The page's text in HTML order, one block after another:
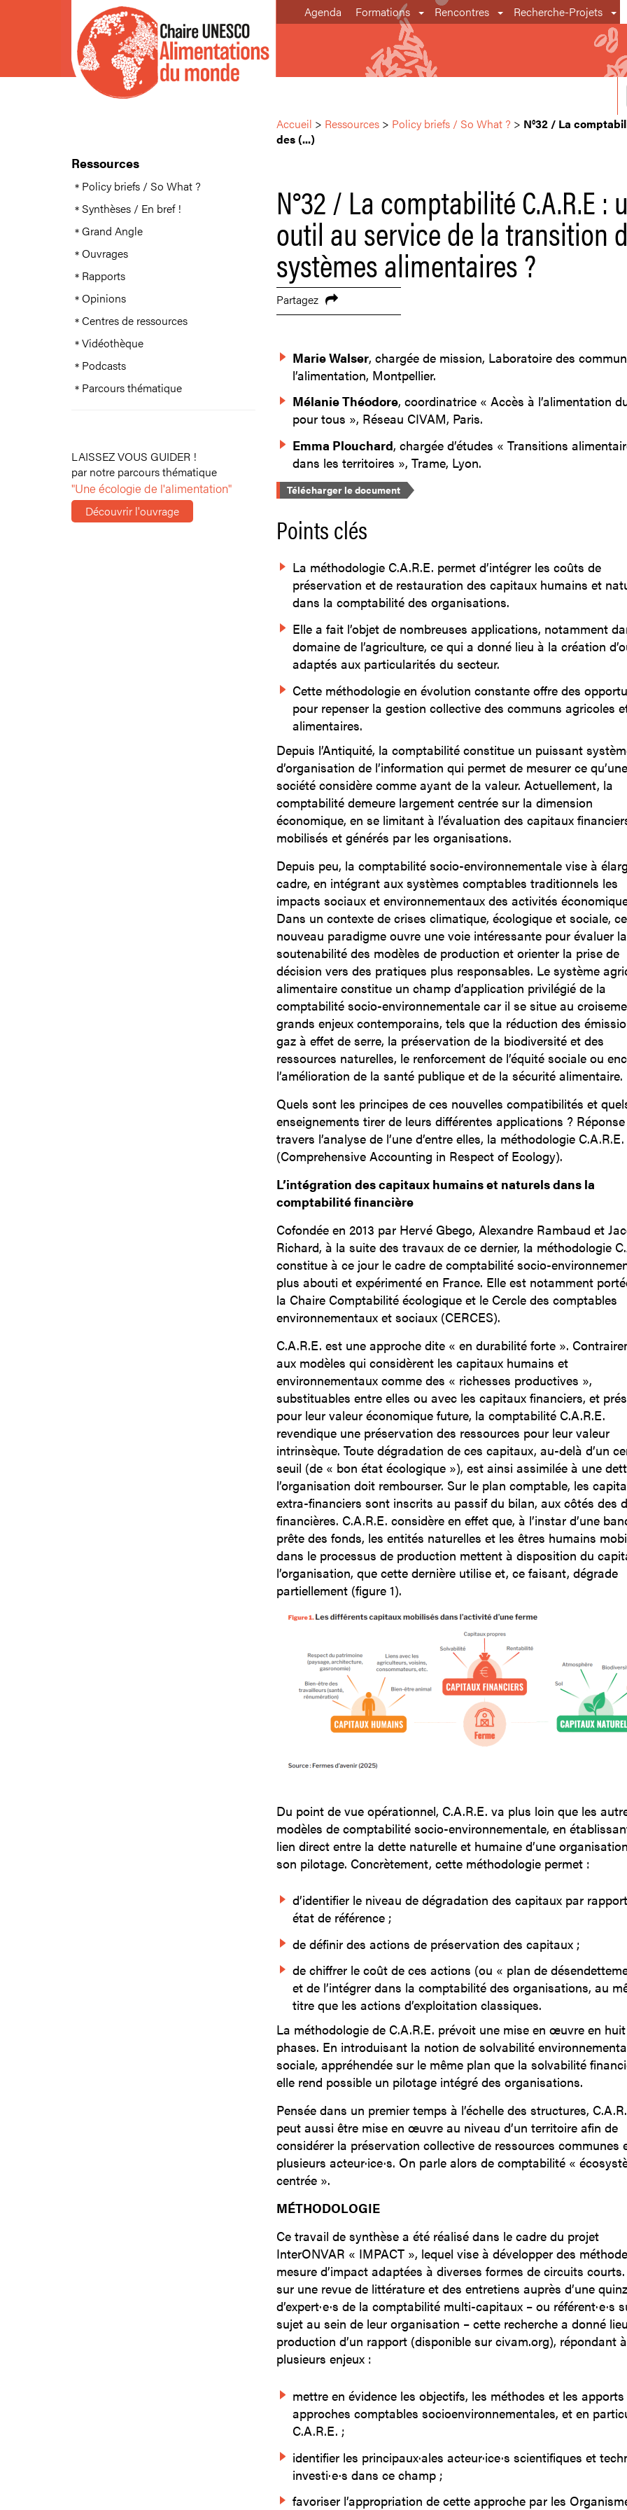
Agenda Formations Rencontres Recherche-Projets
Ressources
Policy briefs / So What ?
Synthèses / En bref !
Grand Angle
Ouvrages
Rapports
Opinions
Centres de ressources
Vidéothèque
Podcasts
Parcours thématique
LAISSEZ VOUS GUIDER !
par notre parcours thématique
"Une écologie de l'alimentation"
Découvrir l'ouvrage
Accueil > Ressources> Policy briefs / So What ? > N°32 / La
des (...)
N°32 / La comptabilité C.A.R.E :
outil au service de la transition
systèmes alimentaires ?
Partagez
Marie Walser, chargée de mission, Laboratoire des
l’alimentation, Montpellier.
Mélanie Théodore, coordinatrice « Accès à l’alimentation
pour tous », Réseau CIVAM, Paris.
Emma Plouchard, chargée d’études « Transitions
dans les territoires », Trame, Lyon.
Télécharger le document
Points clés
La méthodologie C.A.R.E. permet d’intégrer les coûts de
préservation et de restauration des capitaux humains et
dans la comptabilité des organisations.
Elle a fait l’objet de nombreuses applications, notamment
domaine de l’agriculture, ce qui a donné lieu à la création
adaptés aux particularités du secteur.
Cette méthodologie en évolution constante offre des
pour repenser la gestion collective des communs agricoles
alimentaires.
Depuis l’Antiquité, la comptabilité constitue un puissant
d’organisation de l’information qui permet de mesurer ce qu’une
société considère comme ayant de la valeur. Actuellement, la
comptabilité demeure largement centrée sur la dimension
économique, en se limitant à l’évaluation des capitaux
mobilisés et générés par les organisations.
Depuis peu, la comptabilité socio-environnementale vise à
cadre, en intégrant aux systèmes comptables traditionnels les
impacts sociaux et environnementaux des activités
Dans un contexte de crises climatique, écologique et sociale, ce
nouveau paradigme ouvre une voie intéressante pour évaluer la
soutenabilité des modèles de production et orienter la prise de
décision vers des pratiques plus responsables. Le système
alimentaire constitue un champ d’application privilégié de la
comptabilité socio-environnementale car il se situe au
grands enjeux contemporains, tels que la réduction des
gaz à effet de serre, la préservation de la biodiversité et des
ressources naturelles, le renforcement de l’équité sociale ou
l’amélioration de la santé publique et de la sécurité alimentaire.
Quels sont les principes de ces nouvelles compatibilités et
enseignements tirer de leurs différentes applications ?
travers l’analyse de l’une d’entre elles, la méthodologie C.A.R.E.
(Comprehensive Accounting in Respect of Ecology).
L’intégration des capitaux humains et naturels dans la
comptabilité financière
Cofondée en 2013 par Hervé Gbego, Alexandre Rambaud et
Richard, à la suite des travaux de ce dernier, la méthodologie
constitue à ce jour le cadre de comptabilité socio-
plus abouti et expérimenté en France. Elle est notamment
la Chaire Comptabilité écologique et le Cercle des comptables
environnementaux et sociaux (CERCES).
C.A.R.E. est une approche dite « en durabilité forte ».
aux modèles qui considèrent les capitaux humains et
environnementaux comme des « richesses productives »,
substituables entre elles ou avec les capitaux financiers, et
pour leur valeur économique future, la comptabilité C.A.R.E.
revendique une préservation des ressources pour leur valeur
intrinsèque. Toute dégradation de ces capitaux, au-delà d’un
seuil (de « bon état écologique »), est ainsi assimilée à une
l’organisation doit rembourser. Sur le plan comptable, les
extra-financiers sont inscrits au passif du bilan, aux côtés des
financières. C.A.R.E. considère en effet que, à l’instar d’une
prête des fonds, les entités naturelles et les êtres humains
dans le processus de production mettent à disposition du
l’organisation, que cette dernière utilise et, ce faisant, dégrade
partiellement (figure 1).
Du point de vue opérationnel, C.A.R.E. va plus loin que les
modèles de comptabilité socio-environnementale, en
lien direct entre la dette naturelle et humaine d’une
son pilotage. Concrètement, cette méthodologie permet :
d’identifier le niveau de dégradation des capitaux par
état de référence ;
de définir des actions de préservation des capitaux ;
de chiffrer le coût de ces actions (ou « plan de
et de l’intégrer dans la comptabilité des organisations, au
titre que les actions d’exploitation classiques.
La méthodologie de C.A.R.E. prévoit une mise en œuvre en huit
phases. En introduisant la notion de solvabilité
sociale, appréhendée sur le même plan que la solvabilité
elle rend possible un pilotage intégré des organisations.
Pensée dans un premier temps à l’échelle des structures,
peut aussi être mise en œuvre au niveau d’un territoire afin de
considérer la préservation collective de ressources communes
plusieurs acteur·ice·s. On parle alors de comptabilité «
centrée ».
MÉTHODOLOGIE
Ce travail de synthèse a été réalisé dans le cadre du projet
InterONVAR « IMPACT », lequel vise à développer des
mesure d’impact adaptées à diverses formes de circuits
sur une revue de littérature et des entretiens auprès d’une
d’expert·e·s de la comptabilité multi-capitaux – ou référent·e·s
sujet au sein de leur organisation – cette recherche a donné
production d’un rapport (disponible sur civam.org), répondant à
plusieurs enjeux :
mettre en évidence les objectifs, les méthodes et les apports
approches comptables socioenvironnementales, et en
C.A.R.E. ;
identifier les principaux·ales acteur·ice·s scientifiques et
investi·e·s dans ce champ ;
favoriser l’appropriation de cette approche par les